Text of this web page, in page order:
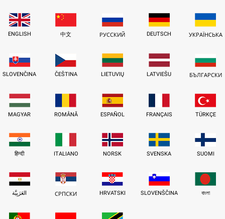
ENGLISH 中文 РУССКИЙ DEUTSCH УКРАЇНСЬКА
SLOVENČINA ČEŠTINA LIETUVIŲ LATVIEŠU БЪЛГАРСКИ
MAGYAR ROMÂNĂ ESPAÑOL FRANÇAIS TÜRKÇE
हिन्दी ITALIANO NORSK SVENSKA SUOMI
العَرَبِيَّة СРПСКИ HRVATSKI SLOVENŠČINA বাংলা